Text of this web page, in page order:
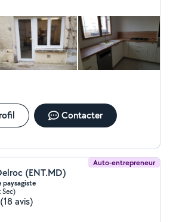
Contacter
Auto-entrepreneur
(ENT.MD)
paysagiste
Sec)
(18 avis)